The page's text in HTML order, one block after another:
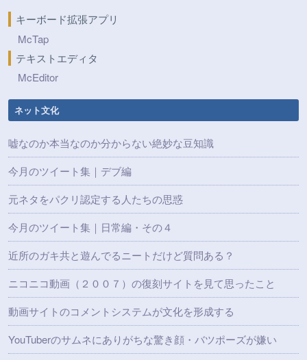
キーボード拡張アプリ
McTap
テキストエディタ
McEditor
ネット文化
嘘なのか本当なのか分からない絶妙な豆知識
今月のツイート集｜デブ編
元ネタをパクリ認定する人たちの思惑
今月のツイート集｜日常編・その４
近所のガキ共と遊んでるニートだけど質問ある？
ニコニコ動画（２００７）の復刻サイトを見て思ったこと
動画サイトのコメントシステムが文化を形成する
YouTuberのサムネにありがちな驚き顔・バツポーズが嫌い